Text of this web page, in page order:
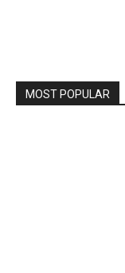
MOST POPULAR